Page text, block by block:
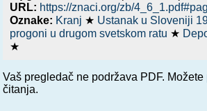
URL: https://znaci.org/zb/
Oznake: Kranj ★ Ustanak u Sloveniji
progoni u drugom svetskom ratu ★
★
Vaš pregledač ne podržava PDF. Možete
čitanja.